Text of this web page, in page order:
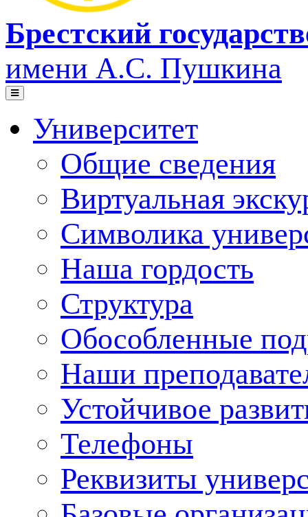
Брестский
имени А.С. Пушкина
Университет
Общие сведения
Виртуальная
Символика
Наша гордость
Структура
Обособленные
Наши
Устойчивое
Телефоны
Реквизиты